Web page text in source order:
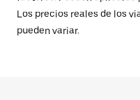
Los precios reales de los
pueden variar.